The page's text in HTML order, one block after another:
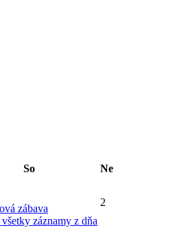
So Ne
zábava
záznamy z dňa
2